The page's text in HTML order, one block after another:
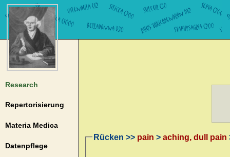
Research
Repertorisierung
Materia Medica
Datenpflege
Rücken >> pain > aching, dull pain